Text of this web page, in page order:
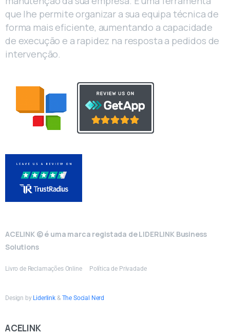
ACELINK © é uma marca registada de LIDERLINK Business
Solutions
Livro de Reclamações Online Política de Privadade
Design by Liderlink& The Social Nerd
ACELINK